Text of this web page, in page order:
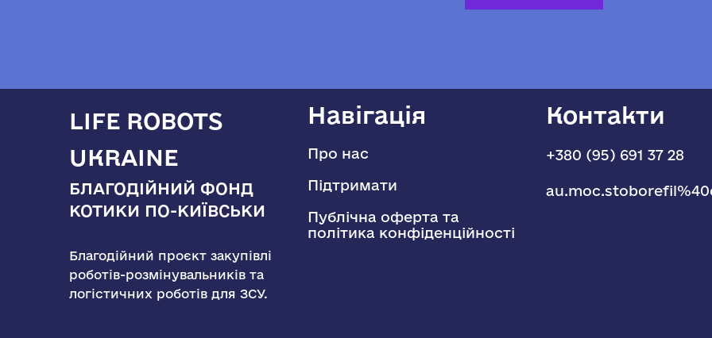
LIFE ROBOTS
UKRAINE
БЛАГОДІЙНИЙ ФОНД
КОТИКИ ПО-КИЇВСЬКИ
Благодійний проєкт закупівлі
роботів-розмінувальників та
логістичних роботів для ЗСУ.
Навігація
Про нас
Підтримати
Публічна оферта та
політика конфіденційності
Контакти
+380 (95) 691 37 28